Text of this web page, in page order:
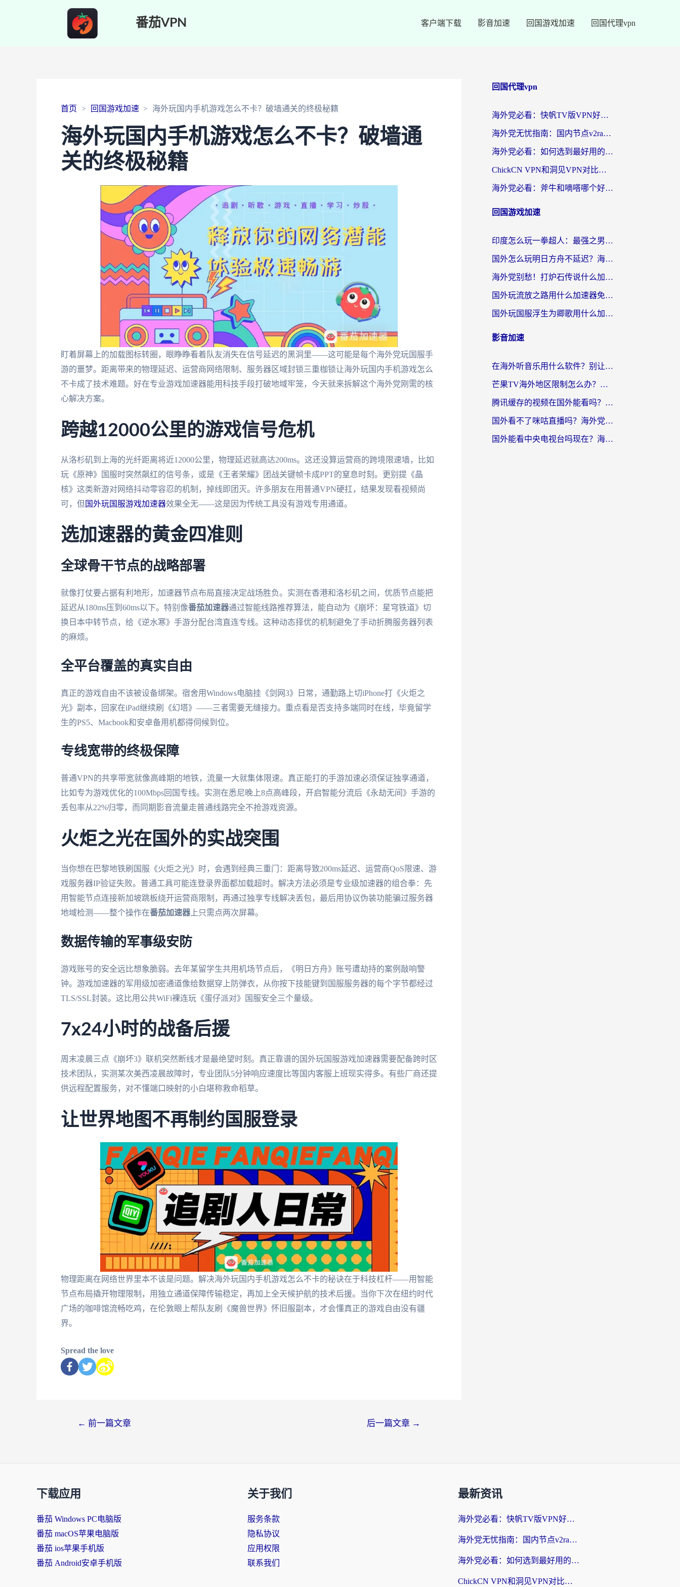
番茄VPN 客户端下载 影音加速 回国游戏加速 回国代理vpn
首页 回国游戏加速 海外玩国内手机游戏怎么不卡？破墙通关的终极秘籍
海外玩国内手机游戏怎么不卡？破墙通
关的终极秘籍
盯着屏幕上的加载图标转圈，眼睁睁看着队友消失在信号延迟的黑洞里——这可能是每个海外党玩国服手
游的噩梦。距离带来的物理延迟、运营商网络限制、服务器区域封锁三重枷锁让海外玩国内手机游戏怎么
不卡成了技术难题。好在专业游戏加速器能用科技手段打破地域牢笼，今天就来拆解这个海外党刚需的核
心解决方案。
跨越12000公里的游戏信号危机
从洛杉矶到上海的光纤距离将近12000公里，物理延迟就高达200ms。这还没算运营商的跨境限速墙，比如
玩《原神》国服时突然飙红的信号条，或是《王者荣耀》团战关键帧卡成PPT的窒息时刻。更别提《晶
核》这类新游对网络抖动零容忍的机制，掉线即团灭。许多朋友在用普通VPN硬扛，结果发现看视频尚
可，但 国外玩国服游戏加速器效果全无——这是因为传统工具没有游戏专用通道。
选加速器的黄金四准则
全球骨干节点的战略部署
就像打仗要占据有利地形，加速器节点布局直接决定战场胜负。实测在香港和洛杉矶之间，优质节点能把
延迟从180ms压到60ms以下。特别像番茄加速器通过智能线路推荐算法，能自动为《崩坏：星穹铁道》切
换日本中转节点，给《逆水寒》手游分配台湾直连专线。这种动态择优的机制避免了手动折腾服务器列表
的麻烦。
全平台覆盖的真实自由
真正的游戏自由不该被设备绑架。宿舍用Windows电脑挂《剑网3》日常，通勤路上切iPhone打《火炬之
光》副本，回家在iPad继续刷《幻塔》——三者需要无缝接力。重点看是否支持多端同时在线，毕竟留学
生的PS5、Macbook和安卓备用机都得伺候到位。
专线宽带的终极保障
普通VPN的共享带宽就像高峰期的地铁，流量一大就集体限速。真正能打的手游加速必须保证独享通道，
比如专为游戏优化的100Mbps回国专线。实测在悉尼晚上8点高峰段，开启智能分流后《永劫无间》手游的
丢包率从22%归零，而同期影音流量走普通线路完全不抢游戏资源。
火炬之光在国外的实战突围
当你想在巴黎地铁刷国服《火炬之光》时，会遇到经典三重门：距离导致200ms延迟、运营商QoS限速、游
戏服务器IP验证失败。普通工具可能连登录界面都加载超时。解决方法必须是专业级加速器的组合拳：先
用智能节点连接新加坡跳板绕开运营商限制，再通过独享专线解决丢包，最后用协议伪装功能骗过服务器
地域检测——整个操作在番茄加速器上只需点两次屏幕。
数据传输的军事级安防
游戏账号的安全远比想象脆弱。去年某留学生共用机场节点后，《明日方舟》账号遭劫持的案例敲响警
钟。游戏加速器的军用级加密通道像给数据穿上防弹衣，从你按下技能键到国服服务器的每个字节都经过
TLS/SSL封装。这比用公共WiFi裸连玩《蛋仔派对》国服安全三个量级。
7x24小时的战备后援
周末凌晨三点《崩坏3》联机突然断线才是最绝望时刻。真正靠谱的国外玩国服游戏加速器需要配备跨时区
技术团队，实测某次美西凌晨故障时，专业团队5分钟响应速度比等国内客服上班现实得多。有些厂商还提
供远程配置服务，对不懂端口映射的小白堪称救命稻草。
让世界地图不再制约国服登录
物理距离在网络世界里本不该是问题。解决海外玩国内手机游戏怎么不卡的秘诀在于科技杠杆——用智能
节点布局撬开物理限制，用独立通道保障传输稳定，再加上全天候护航的技术后援。当你下次在纽约时代
广场的咖啡馆流畅吃鸡，在伦敦眼上帮队友刷《魔兽世界》怀旧服副本，才会懂真正的游戏自由没有疆
界。
Spread the love
← 前一篇文章 后一篇文章 →
回国代理vpn
海外党必看：快帆TV版VPN好用吗？和快游VPN对比哪个回国效果更好？附实用避坑指南
海外党无忧指南：国内节点v2ray怎么选？一键回国VPN+多场景实测帮你避坑
海外党必看：如何选到最好用的回国加速器？从节点到售后的全维度指南
ChickCN VPN和洞见VPN对比哪个回国效果更好？海外党亲测3款加速器+避坑指南
海外党必看：斧牛和嘀嗒哪个好？3个维度教你选对回国加速器
回国游戏加速
印度怎么玩一拳超人：最强之男？海外党国服游戏加速避坑指南
国外怎么玩明日方舟不延迟？海外玩家国服游戏加速终极指南（附DNF梦幻诛仙解决方案）
海外党别愁！打炉石传说什么加速器好用？3个实用技巧解决国服游戏卡顿
国外玩流放之路用什么加速器免费？海外党亲测有效的国服游戏加速指南
国外玩国服浮生为卿歌用什么加速器比较好？海外党亲测不踩坑指南
影音加速
在海外听音乐用什么软件？别让地域限制断了你的华语歌单
芒果TV海外地区限制怎么办？海外党追剧看片的实用加速器选择指南
腾讯缓存的视频在国外能看吗？海外党追剧看片的终极解决方案
国外看不了咪咕直播吗？海外党追剧看片的加速器选择指南
国外能看中央电视台吗现在？海外党追剧看央视的实用指南
下载应用
番茄 Windows PC电脑版
番茄 macOS苹果电脑版
番茄 ios苹果手机版
番茄 Android安卓手机版
关于我们
服务条款
隐私协议
应用权限
联系我们
最新资讯
海外党必看：快帆TV版VPN好用吗？和快游VPN对比哪个回国效果更好？附实用避坑指南
海外党无忧指南：国内节点v2ray怎么选？一键回国VPN+多场景实测帮你避坑
海外党必看：如何选到最好用的回国加速器？从节点到售后的全维度指南
ChickCN VPN和洞见VPN对比哪个回国效果更好？海外党亲测3款加速器+避坑指南